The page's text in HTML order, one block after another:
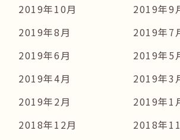
2019年10月
2019年9
2019年8月
2019年7
2019年6月
2019年5
2019年4月
2019年3
2019年2月
2019年1
2018年12月
2018年